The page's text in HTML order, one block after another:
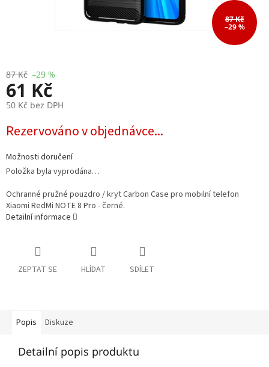
87 Kč
–29 %
87 Kč –29 %
61 Kč
50 Kč bez DPH
cena:
Rezervováno v objednávce...
Možnosti doručení
Položka byla vyprodána…
Ochranné pružné pouzdro / kryt Carbon Case pro mobilní telefon
Xiaomi RedMi NOTE 8 Pro - černé.
Detailní informace
ZEPTAT SE HLÍDAT SDÍLET
Popis Diskuze
Detailní popis produktu